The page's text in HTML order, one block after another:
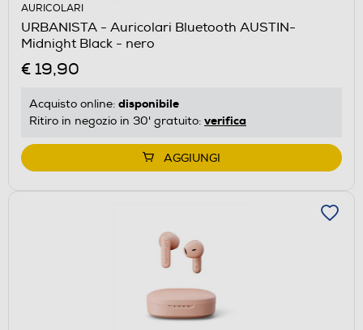
AURICOLARI
URBANISTA - Auricolari Bluetooth AUSTIN-
Midnight Black - nero
€ 19,90
Acquisto online: disponibile
Ritiro in negozio in 30' gratuito: verifica
AGGIUNGI